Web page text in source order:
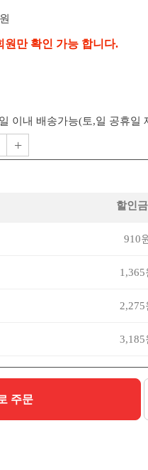
원
원만 확인 가능 합니다.
이내 배송가능(토,일 공휴일
+
할인
910
1,365
2,275
3,185
주문